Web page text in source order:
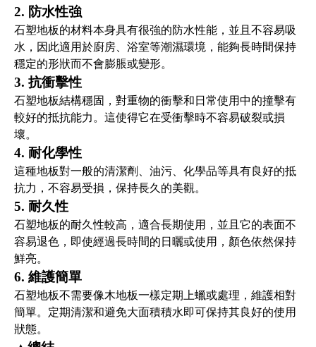
2. 防水性強
石塑地板的材料本身具有很強的防水性能，並且不容易吸
水，因此適用於廚房、浴室等潮濕環境，能夠長時間保持
穩定的形狀而不會膨脹或變形。
3. 抗衝擊性
石塑地板結構穩固，對重物的衝擊和日常使用中的撞擊有
較好的抵抗能力。這使得它在受衝擊時不容易破裂或損
壞。
4. 耐化學性
這種地板對一般的清潔劑、油污、化學品等具有良好的抵
抗力，不容易受損，保持長久的美觀。
5. 耐久性
石塑地板的耐久性較高，適合長期使用，並且它的表面不
容易退色，即使經過長時間的日曬或使用，顏色依然保持
鮮亮。
6. 維護簡單
石塑地板不需要像木地板一樣定期上蠟或處理，維護相對
簡單。定期清潔和避免大面積積水即可保持其良好的使用
狀態。